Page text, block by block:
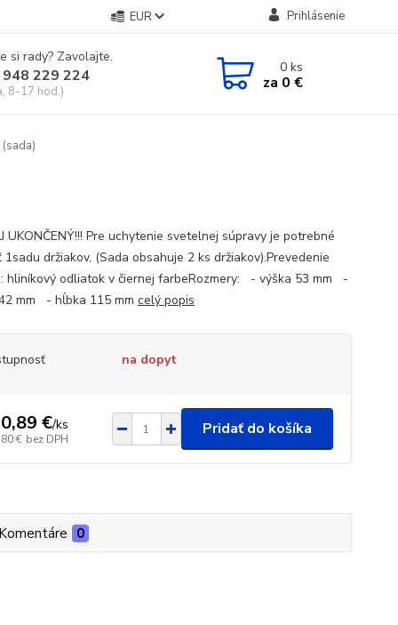
EUR Prihlásenie
si rady? Zavolajte.
229 224
8-17 hod.)
0ks
za 0 €
UKONČENÝ!!! Pre uchytenie svetelnej súpravy je potrebné
1sadu držiakov, (Sada obsahuje 2 ks držiakov).Prevedenie
hliníkový odliatok v čiernej farbeRozmery: - výška 53 mm -
mm - hĺbka 115 mm celý popis
na dopyt
€/ks
€ bez DPH
Pridať do košíka
0